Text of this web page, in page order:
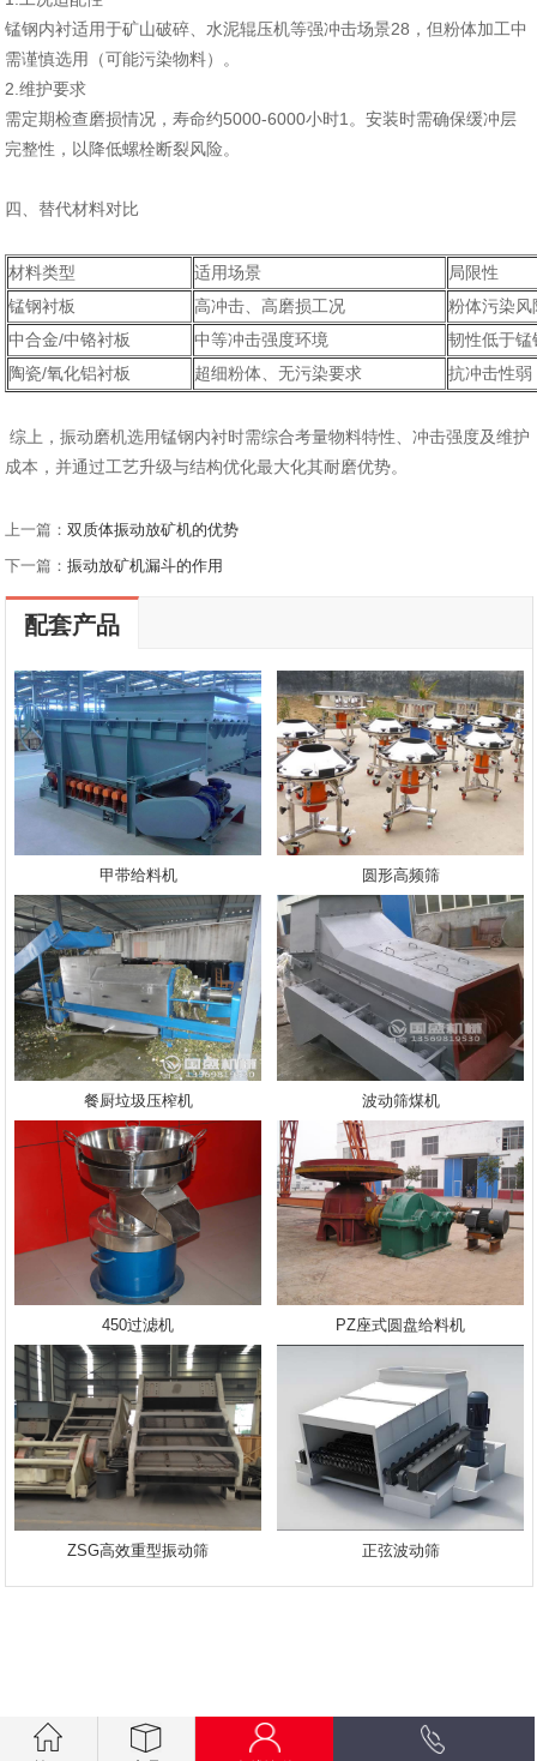
锰钢内衬适用于矿山破碎、水泥辊压机等强冲击场景28，但粉体加工中
需谨慎选用（可能污染物料）。
‌2.维护要求‌
需定期检查磨损情况，寿命约5000-6000小时1。安装时需确保缓冲层
完整性，以降低螺栓断裂风险。
四、替代材料对比
材料类型‌ 适用场景‌
局限性‌
‌锰钢衬板‌
高冲击、高磨损工况
粉体污染风
中合金/中铬衬板‌
中等冲击强度环境
韧性低于锰
陶瓷/氧化铝衬板‌
超细粉体、无污染要求 抗冲击性弱
综上，振动磨机选用锰钢内衬时需综合考量物料特性、冲击强度及维护
成本，并通过工艺升级与结构优化最大化其耐磨优势。
上一篇：双质体振动放矿机的优势
下一篇：振动放矿机漏斗的作用
配套产品
甲带给料机 圆形高频筛
餐厨垃圾压榨机 波动筛煤机
450过滤机 PZ座式圆盘给料机
ZSG高效重型振动筛 正弦波动筛
.getElementsByTagName("script")[0]; s.parentNode.insertBefore(bp,